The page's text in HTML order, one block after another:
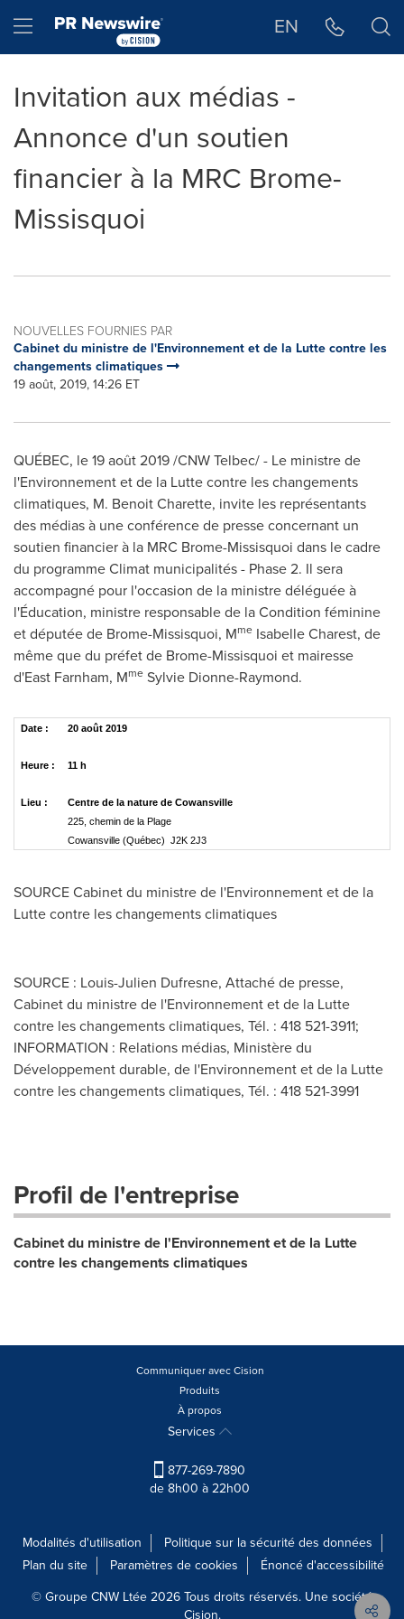
Hamburger menu EN
Invitation aux médias -
Annonce d'un soutien
financier à la MRC Brome-
Missisquoi
NOUVELLES FOURNIES PAR
Cabinet du ministre de l'Environnement et de la Lutte contre les
changements climatiques
19 août, 2019, 14:26 ET
QUÉBEC, le 19 août 2019 /CNW Telbec/ - Le ministre de
l'Environnement et de la Lutte contre les changements
climatiques, M. Benoit Charette, invite les représentants
des médias à une conférence de presse concernant un
soutien financier à la MRC Brome-Missisquoi dans le cadre
du programme Climat municipalités - Phase 2. Il sera
accompagné pour l'occasion de la ministre déléguée à
l'Éducation, ministre responsable de la Condition féminine
et députée de Brome-Missisquoi, Mme Isabelle Charest, de
même que du préfet de Brome-Missisquoi et mairesse
d'East Farnham, Mme Sylvie Dionne-Raymond.
Date : 20 août 2019
Heure : 11 h
Lieu :
Centre de la nature de Cowansville
225, chemin de la Plage
Cowansville (Québec) J2K 2J3
SOURCE Cabinet du ministre de l'Environnement et de la
Lutte contre les changements climatiques
SOURCE : Louis-Julien Dufresne, Attaché de presse,
Cabinet du ministre de l'Environnement et de la Lutte
contre les changements climatiques, Tél. : 418 521-3911;
INFORMATION : Relations médias, Ministère du
Développement durable, de l'Environnement et de la Lutte
contre les changements climatiques, Tél. : 418 521-3991
Profil de l'entreprise
Cabinet du ministre de l'Environnement et de la Lutte
contre les changements climatiques
Communiquer avec Cision
Produits
À propos
Services
877-269-7890
de 8h00 à 22h00
Modalités d'utilisation
Politique sur la sécurité des données
Plan du site
Paramètres de cookies
Énoncé d'accessibilité
© Groupe CNW Ltée 2026 Tous droits réservés. Une société
Cision.